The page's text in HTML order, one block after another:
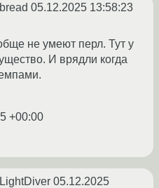
05.12.2025 13:58:23
не умеют перл. Тут у
И врядли когда
+00:00
05.12.2025